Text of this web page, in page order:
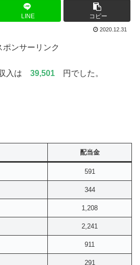
LINE コピー
2020.12.31
ポンサーリンク
入は 39,501 円でした。
配当金
591
344
1,208
2,241
911
291